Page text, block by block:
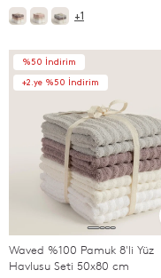
+1
%50 İndirim
+2.ye %50 İndirim
Waved %100 Pamuk 8'li Yüz
Havlusu Seti 50x80 cm